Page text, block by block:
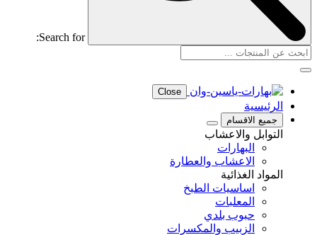
Search for:
Close
الرئيسية
جميع الاقسام
التوابل والاعشاب
البهارات
الاعشاب والعطارة
المواد الغذائية
اساسيات الطبخ
المعلبات
حبوب بلدي
الزبيب والمكسرات